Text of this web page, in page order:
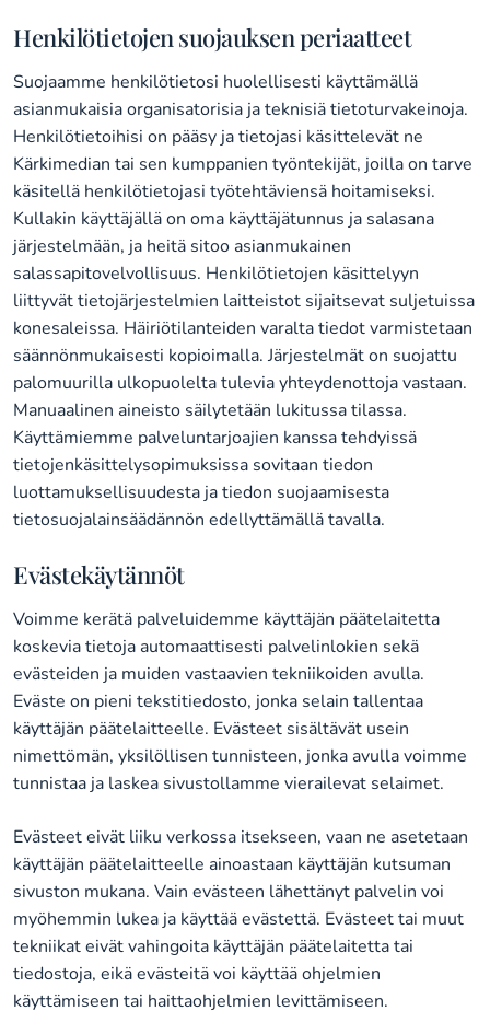
Henkilötietojen suojauksen periaatteet
Suojaamme henkilötietosi huolellisesti käyttämällä
asianmukaisia organisatorisia ja teknisiä tietoturvakeinoja.
Henkilötietoihisi on pääsy ja tietojasi käsittelevät ne
Kärkimedian tai sen kumppanien työntekijät, joilla on tarve
käsitellä henkilötietojasi työtehtäviensä hoitamiseksi.
Kullakin käyttäjällä on oma käyttäjätunnus ja salasana
järjestelmään, ja heitä sitoo asianmukainen
salassapitovelvollisuus. Henkilötietojen käsittelyyn
liittyvät tietojärjestelmien laitteistot sijaitsevat suljetuissa
konesaleissa. Häiriötilanteiden varalta tiedot varmistetaan
säännönmukaisesti kopioimalla. Järjestelmät on suojattu
palomuurilla ulkopuolelta tulevia yhteydenottoja vastaan.
Manuaalinen aineisto säilytetään lukitussa tilassa.
Käyttämiemme palveluntarjoajien kanssa tehdyissä
tietojenkäsittelysopimuksissa sovitaan tiedon
luottamuksellisuudesta ja tiedon suojaamisesta
tietosuojalainsäädännön edellyttämällä tavalla.
Evästekäytännöt
Voimme kerätä palveluidemme käyttäjän päätelaitetta
koskevia tietoja automaattisesti palvelinlokien sekä
evästeiden ja muiden vastaavien tekniikoiden avulla.
Eväste on pieni tekstitiedosto, jonka selain tallentaa
käyttäjän päätelaitteelle. Evästeet sisältävät usein
nimettömän, yksilöllisen tunnisteen, jonka avulla voimme
tunnistaa ja laskea sivustollamme vierailevat selaimet.
Evästeet eivät liiku verkossa itsekseen, vaan ne asetetaan
käyttäjän päätelaitteelle ainoastaan käyttäjän kutsuman
sivuston mukana. Vain evästeen lähettänyt palvelin voi
myöhemmin lukea ja käyttää evästettä. Evästeet tai muut
tekniikat eivät vahingoita käyttäjän päätelaitetta tai
tiedostoja, eikä evästeitä voi käyttää ohjelmien
käyttämiseen tai haittaohjelmien levittämiseen.